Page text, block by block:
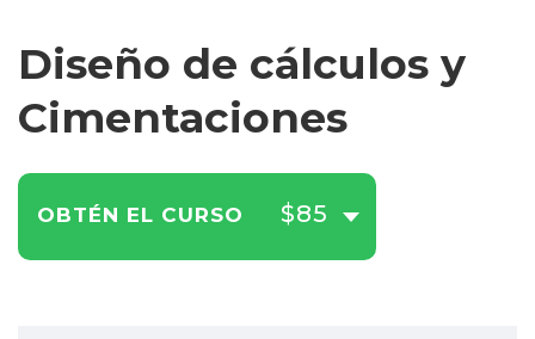
Diseño de cálculos y
Cimentaciones
OBTÉN EL CURSO $85